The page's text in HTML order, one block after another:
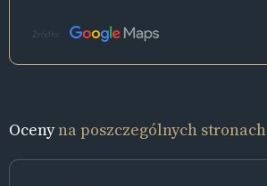
Źródło:
Ocenyna poszczególnych stronach